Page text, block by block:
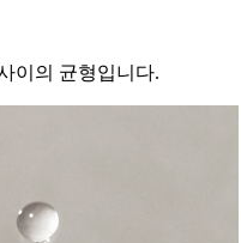
이의 균형입니다.